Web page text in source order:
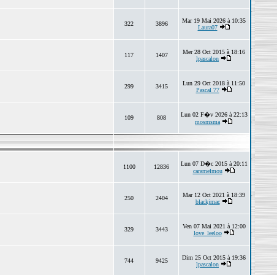
322 3896
Mar 19 Mai 2026 à 10:35
Laura07
117 1407
Mer 28 Oct 2015 à 18:16
lpascalon
299 3415
Lun 29 Oct 2018 à 11:50
Pascal 77
109 808
Lun 02 F�v 2026 à 22:13
mosmsma
1100 12836
Lun 07 D�c 2015 à 20:11
caramelmou
250 2404
Mar 12 Oct 2021 à 18:39
blackjmac
329 3443
Ven 07 Mai 2021 à 12:00
love_leeloo
744 9425
Dim 25 Oct 2015 à 19:36
lpascalon